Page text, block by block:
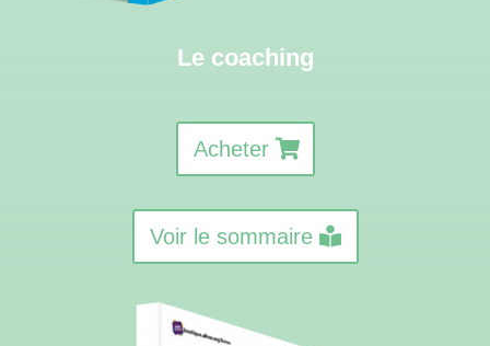
Le coaching
Acheter
Voir le sommaire